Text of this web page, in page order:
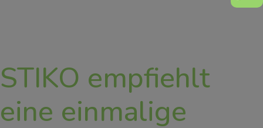
STIKO empfiehlt
eine einmalige